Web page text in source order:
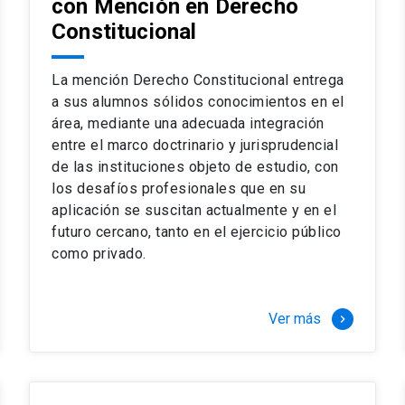
del programa hasta 8 semestres. Los alumnos que
principalmente a extranjeros, que permite concentrar
expectativas profesionales, eligiendo entre una variedad de
de graduación de diciembre a marzo.
complejo y sofisticado ejercicio profesional. La
de nuestros alumnos, tanto nacionales como
especialmente orientado a las necesidades de la
lectivos, seminarios de casos y actualización de
en los problemas legales más complejos.
perfeccionamiento en los conocimientos del área, tanto
compleja de los problemas que enfrenta nuestra
académico como en lo profesional, haciéndote
con Mención en Derecho
Constitucional
La mención Derecho Constitucional entrega
a sus alumnos sólidos conocimientos en el
área, mediante una adecuada integración
entre el marco doctrinario y jurisprudencial
de las instituciones objeto de estudio, con
los desafíos profesionales que en su
aplicación se suscitan actualmente y en el
futuro cercano, tanto en el ejercicio público
como privado.
Ver más keyboard_arrow_right